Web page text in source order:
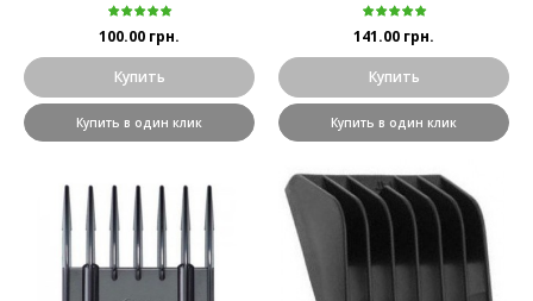
100.00 грн.
Купить
Купить в один клик
141.00 грн.
Купить
Купить в один клик